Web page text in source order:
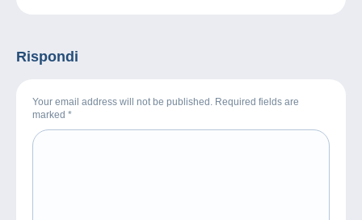
Rispondi
Your email address will not be published. Required fields are
marked *